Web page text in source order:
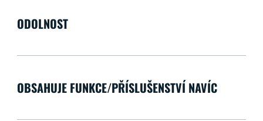
ODOLNOST
OBSAHUJE FUNKCE/PŘÍSLUŠENSTVÍ NAVÍC